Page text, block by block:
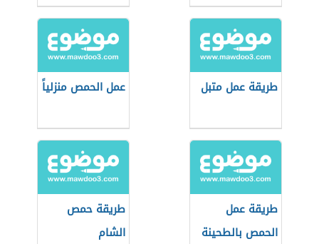
مثل المطاعم
طريقة عمل متبل عمل الحمص منزلياً
طريقة عمل
الحمص بالطحينة
طريقة حمص
الشام